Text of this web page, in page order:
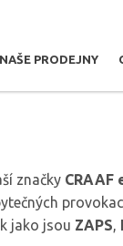
NAŠE PRODEJNY
značky CRAAF
jako jsou ZAPS,